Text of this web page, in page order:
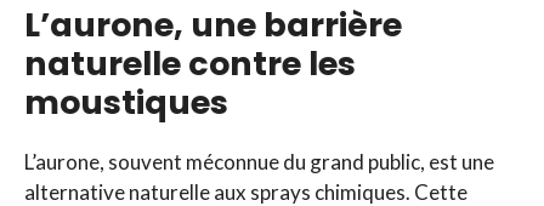
L’aurone, une barrière
naturelle contre les
moustiques
L’aurone, souvent méconnue du grand public, est une
alternative naturelle aux sprays chimiques. Cette